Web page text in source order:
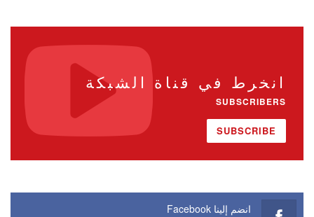
انخرط في قناة الشبكة
SUBSCRIBERS
SUBSCRIBE
انضم إلينا Facebook